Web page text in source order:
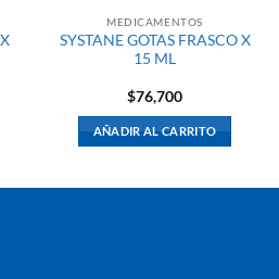
MEDICAMENTOS
SYSTANE GOTAS FRASCO X
15 ML
$76,700
AÑADIR AL CARRITO